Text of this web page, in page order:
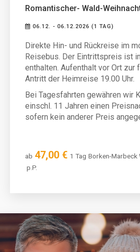
Romantischer- Wald-
06.12. - 06.12.2026 (1 TAG)
Direkte Hin- und Rückreise im
Reisebus. Der Eintrittspreis ist
enthalten. Aufenthalt vor Ort zur
Antritt der Heimreise 19.00 Uhr.
Bei Tagesfahrten gewähren wir
einschl. 11 Jahren einen
sofern kein anderer Preis
ab 47,00 € 1 Tag Borken-Marbeck
p.P.